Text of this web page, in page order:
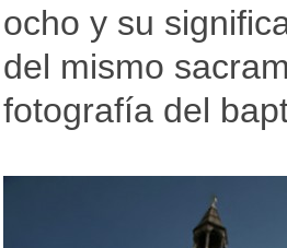
ocho y su
del mismo
fotografía del